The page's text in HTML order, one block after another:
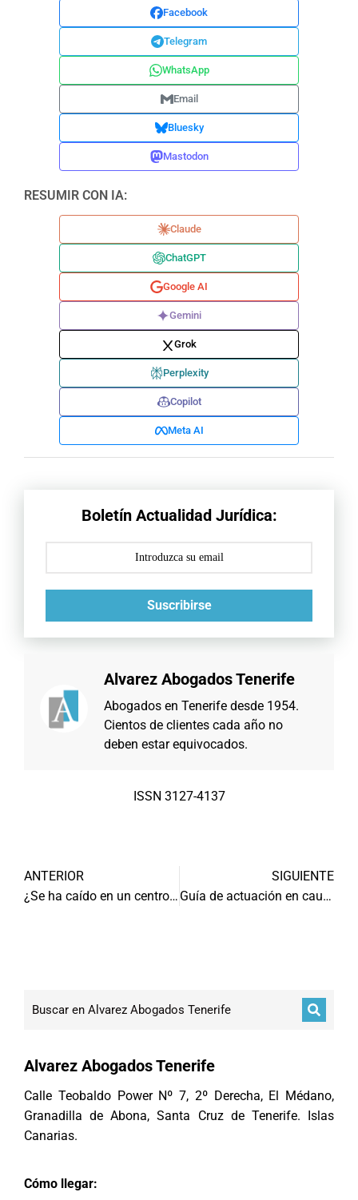
Facebook
Telegram
WhatsApp
Email
Bluesky
Mastodon
RESUMIR CON IA:
Claude
ChatGPT
Google AI
Gemini
Grok
Perplexity
Copilot
Meta AI
Boletín Actualidad Jurídica:
Suscribirse
Alvarez Abogados Tenerife
Abogados en Tenerife desde 1954.
Cientos de clientes cada año no
deben estar equivocados.
ISSN 3127-4137
ANTERIOR
¿Se ha caído en un centro comercial, cine, restaurante o similar?
SIGUIENTE
Guía de actuación en causas por corrupción
Alvarez Abogados Tenerife
Calle Teobaldo Power Nº 7, 2º Derecha, El Médano,
Granadilla de Abona, Santa Cruz de Tenerife. Islas
Canarias.
Cómo llegar: